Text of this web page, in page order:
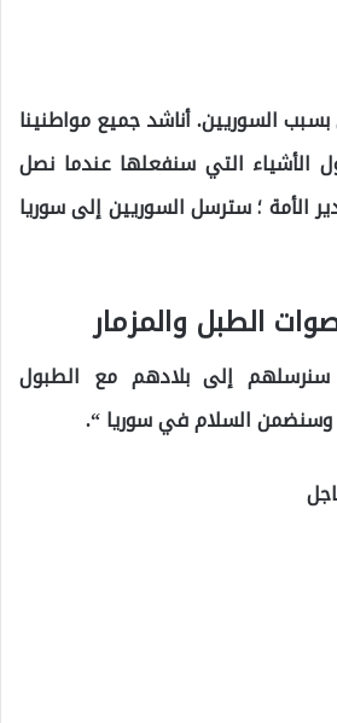
بسبب السوريين. أناشد جميع مواطنينا
الأشياء التي سنفعلها عندما نصل
الأمة ؛ سترسل السوريين إلى سوريا
الطبل والمزمار
إلى بلادهم مع الطبول
وسنضمن السلام في سوريا “.